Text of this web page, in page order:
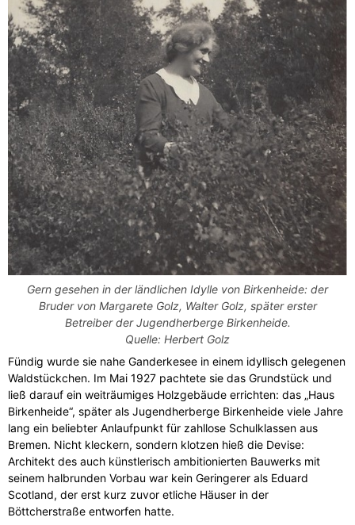
Gern gesehen in der ländlichen Idylle von Birkenheide: der
Bruder von Margarete Golz, Walter Golz, später erster
Betreiber der Jugendherberge Birkenheide.
Quelle: Herbert Golz
Fündig wurde sie nahe Ganderkesee in einem idyllisch gelegenen
Waldstückchen. Im Mai 1927 pachtete sie das Grundstück und
ließ darauf ein weiträumiges Holzgebäude errichten: das „Haus
Birkenheide“, später als Jugendherberge Birkenheide viele Jahre
lang ein beliebter Anlaufpunkt für zahllose Schulklassen aus
Bremen. Nicht kleckern, sondern klotzen hieß die Devise:
Architekt des auch künstlerisch ambitionierten Bauwerks mit
seinem halbrunden Vorbau war kein Geringerer als Eduard
Scotland, der erst kurz zuvor etliche Häuser in der
Böttcherstraße entworfen hatte.